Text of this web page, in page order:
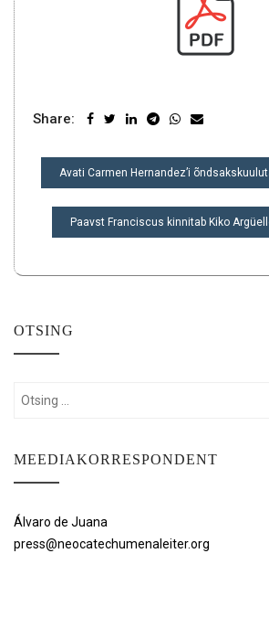
Share:
NAVIGEERIMINE
Avati Carmen Hernandez’i
Paavst Franciscus kinnitab Kiko
OTSING
Search
MEEDIAKORRESPONDENT
Álvaro de Juana
press@neocatechumenaleiter.org